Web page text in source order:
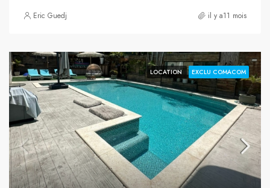
Eric Guedj il y a11 mois
LOCATION EXCLU COMACOM